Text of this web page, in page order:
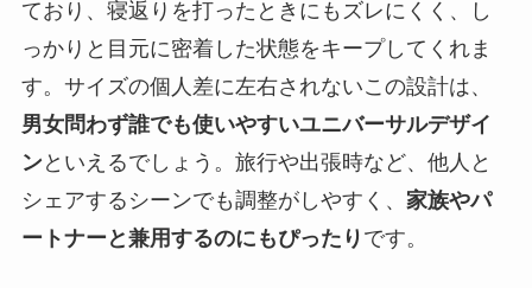
ており、寝返りを打ったときにもズレにくく、し
っかりと目元に密着した状態をキープしてくれま
す。サイズの個人差に左右されないこの設計は、
男女問わず誰でも使いやすいユニバーサルデザイ
ンといえるでしょう。旅行や出張時など、他人と
シェアするシーンでも調整がしやすく、 家族やパ
ートナーと兼用するのにもぴったり です。